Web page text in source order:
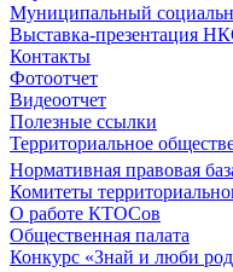
Муниципальный
Выставка-презентация
Контакты
Фотоотчет
Видеоотчет
Полезные ссылки
Территориальное
Нормативная правовая
Комитеты
О работе КТОСов
Общественная палата
Конкурс «Знай и люби